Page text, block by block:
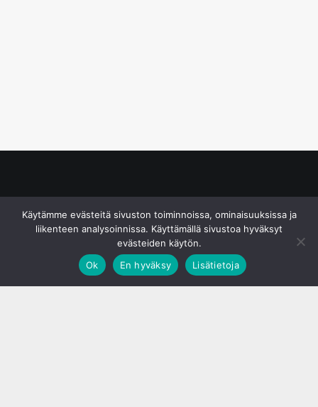
Käytämme evästeitä sivuston toiminnoissa, ominaisuuksissa ja
liikenteen analysoinnissa. Käyttämällä sivustoa hyväksyt
evästeiden käytön.
Ok
En hyväksy Lisätietoja